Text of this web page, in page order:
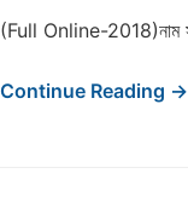
(Full Online-2018)নাম
Continue Reading →